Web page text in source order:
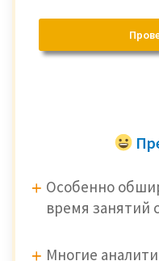
Особенно
время занятий
Многие